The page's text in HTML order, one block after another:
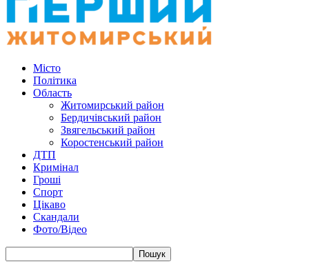
Місто
Політика
Область
Житомирський район
Бердичівський район
Звягельський район
Коростенський район
ДТП
Кримінал
Гроші
Спорт
Цікаво
Скандали
Фото/Відео